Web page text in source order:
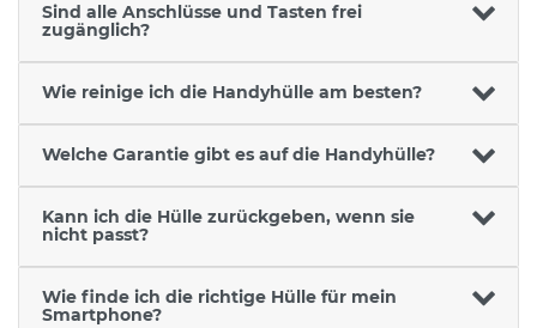
Sind alle Anschlüsse und Tasten frei
zugänglich?
Wie reinige ich die Handyhülle am besten?
Welche Garantie gibt es auf die Handyhülle?
Kann ich die Hülle zurückgeben, wenn sie
nicht passt?
Wie finde ich die richtige Hülle für mein
Smartphone?